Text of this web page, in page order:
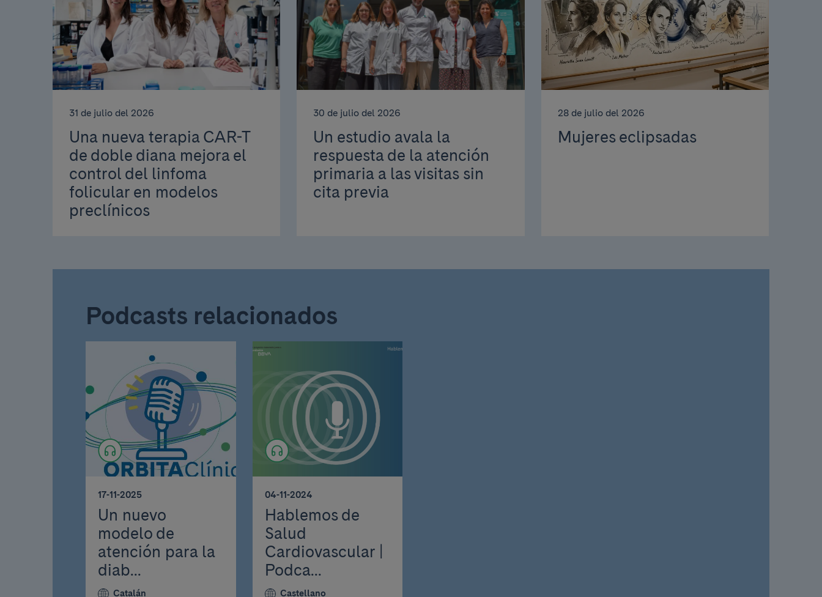
31 de julio del 2026
Una nueva terapia CAR-T
de doble diana mejora el
control del linfoma
folicular en modelos
preclínicos
30 de julio del 2026
Un estudio avala la
respuesta de la atención
primaria a las visitas sin
cita previa
28 de julio del 2026
Mujeres eclipsadas
Podcasts relacionados
17-11-2025
Un nuevo
modelo de
atención para la
diab...
Catalán
04-11-2024
Hablemos de
Salud
Cardiovascular |
Podca...
Castellano